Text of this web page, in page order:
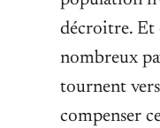
décroitre. Et
nombreux
tournent
compenser